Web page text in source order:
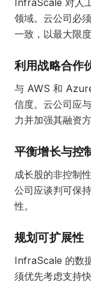
领域。云公司必
一致，以最大限
利用战略合作
与 AWS 和
信度。云公司应
力并加强其融资方
平衡增长与控
成长股的非控制
公司应谈判可保
性。
规划可扩展性
InfraScale 的数
须优先考虑支持